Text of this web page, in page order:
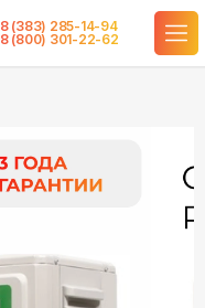
8 (383) 285-14-94
8 (800) 301-22-62